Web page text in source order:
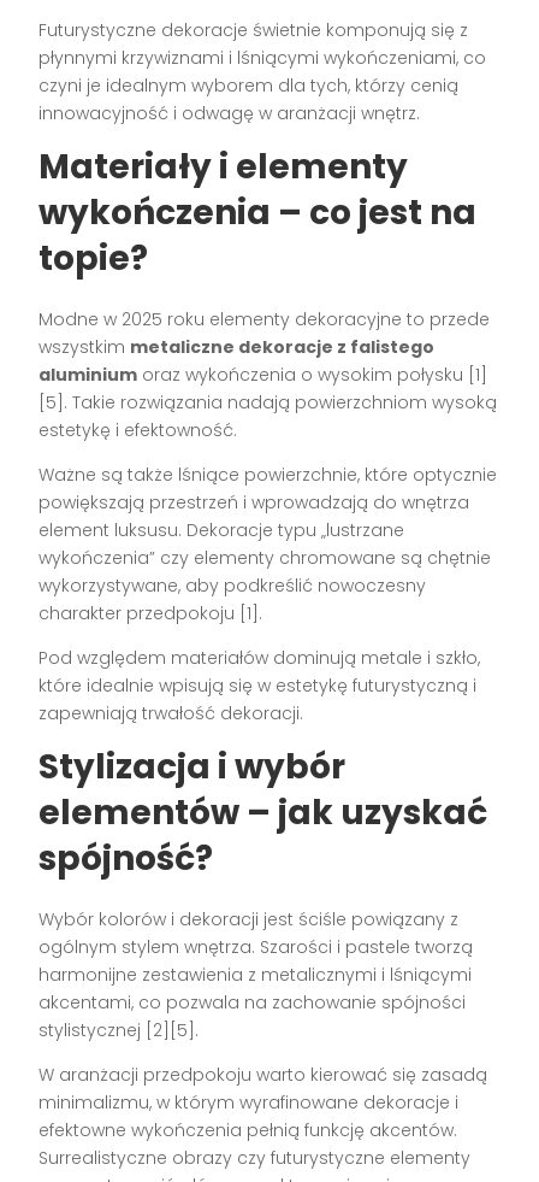
Futurystyczne dekoracje świetnie komponują się z
płynnymi krzywiznami i lśniącymi wykończeniami, co
czyni je idealnym wyborem dla tych, którzy cenią
innowacyjność i odwagę w aranżacji wnętrz.
Materiały i elementy
wykończenia – co jest na
topie?
Modne w 2025 roku elementy dekoracyjne to przede
wszystkim metaliczne dekoracje z falistego
aluminium oraz wykończenia o wysokim połysku [1]
[5]. Takie rozwiązania nadają powierzchniom wysoką
estetykę i efektowność.
Ważne są także lśniące powierzchnie, które optycznie
powiększają przestrzeń i wprowadzają do wnętrza
element luksusu. Dekoracje typu „lustrzane
wykończenia” czy elementy chromowane są chętnie
wykorzystywane, aby podkreślić nowoczesny
charakter przedpokoju [1].
Pod względem materiałów dominują metale i szkło,
które idealnie wpisują się w estetykę futurystyczną i
zapewniają trwałość dekoracji.
Stylizacja i wybór
elementów – jak uzyskać
spójność?
Wybór kolorów i dekoracji jest ściśle powiązany z
ogólnym stylem wnętrza. Szarości i pastele tworzą
harmonijne zestawienia z metalicznymi i lśniącymi
akcentami, co pozwala na zachowanie spójności
stylistycznej [2][5].
W aranżacji przedpokoju warto kierować się zasadą
minimalizmu, w którym wyrafinowane dekoracje i
efektowne wykończenia pełnią funkcję akcentów.
Surrealistyczne obrazy czy futurystyczne elementy